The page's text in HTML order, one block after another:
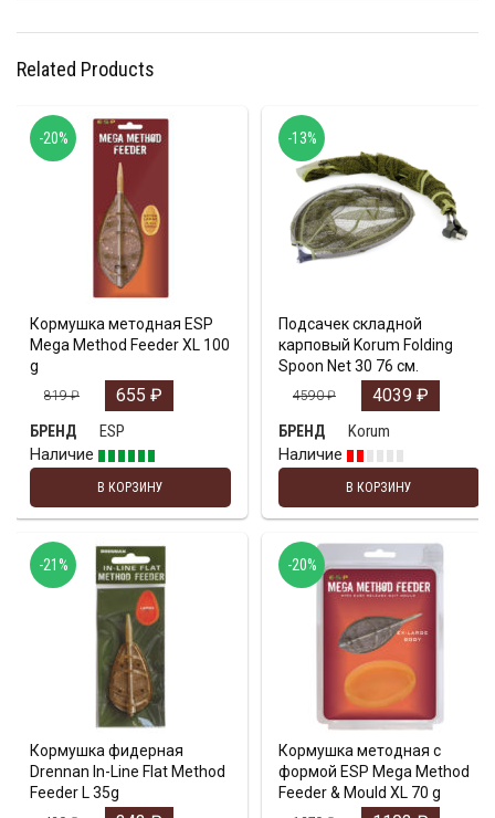
Related Products
Кормушка методная ESP
Mega Method Feeder XL 100
g
819₽ 655 ₽
БРЕНД
ESP
Наличие
В КОРЗИНУ
-20%
Подсачек складной
карповый Korum Folding
Spoon Net 30 76 см.
4590₽ 4039 ₽
БРЕНД
Korum
Наличие
В КОРЗИНУ
-13%
Кормушка фидерная
Drennan In-Line Flat Method
Feeder L 35g
-21%
Кормушка методная с
формой ESP Mega Method
Feeder & Mould XL 70 g
-20%